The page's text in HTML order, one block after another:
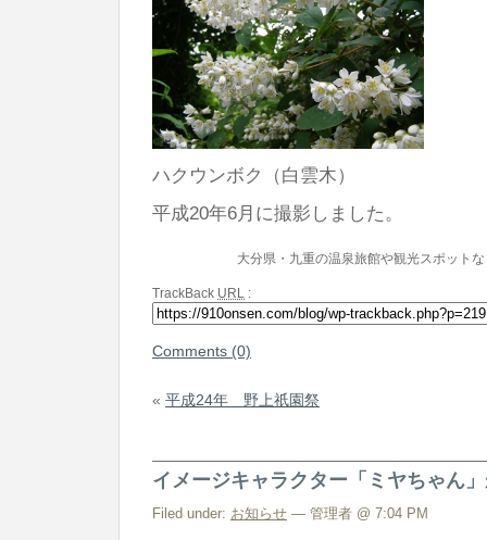
ハクウンボク（白雲木）
平成20年6月に撮影しました。
大分県・九重の温泉旅館や観光スポット
TrackBack URL :
Comments (0)
« 平成24年 野上祇園祭
イメージキャラクター「ミヤちゃん
Filed under: お知らせ — 管理者 @ 7:04 PM